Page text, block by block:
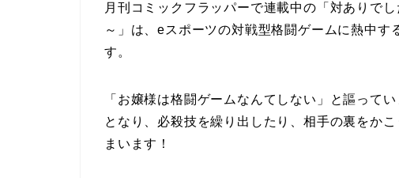
月刊コミックフラッパーで連載中の「対ありで
～」は、eスポーツの対戦型格闘ゲームに熱中
す。
「お嬢様は格闘ゲームなんてしない」と謳って
となり、必殺技を繰り出したり、相手の裏をか
まいます！